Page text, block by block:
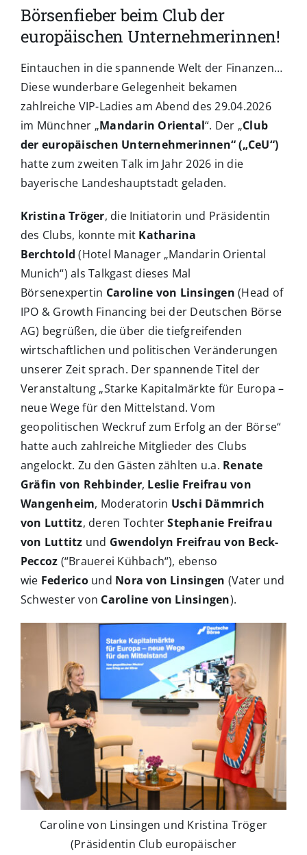
Börsenfieber beim Club der
europäischen Unternehmerinnen!
Eintauchen in die spannende Welt der Finanzen…
Diese wunderbare Gelegenheit bekamen
zahlreiche VIP-Ladies am Abend des 29.04.2026
im Münchner „Mandarin Oriental“. Der „Club
der europäischen Unternehmerinnen“ („CeU“)
hatte zum zweiten Talk im Jahr 2026 in die
bayerische Landeshauptstadt geladen.
Kristina Tröger, die Initiatorin und Präsidentin
des Clubs, konnte mit Katharina
Berchtold(Hotel Manager „Mandarin Oriental
Munich“) als Talkgast dieses Mal
Börsenexpertin Caroline von Linsingen (Head of
IPO & Growth Financing bei der Deutschen Börse
AG) begrüßen, die über die tiefgreifenden
wirtschaftlichen und politischen Veränderungen
unserer Zeit sprach. Der spannende Titel der
Veranstaltung „Starke Kapitalmärkte für Europa –
neue Wege für den Mittelstand. Vom
geopolitischen Weckruf zum Erfolg an der Börse“
hatte auch zahlreiche Mitglieder des Clubs
angelockt. Zu den Gästen zählten u.a. Renate
Gräfin von Rehbinder, Leslie Freifrau von
Wangenheim, Moderatorin Uschi Dämmrich
von Luttitz, deren TochterStephanie Freifrau
von Luttitz und Gwendolyn Freifrau von Beck-
Peccoz (“Brauerei Kühbach“), ebenso
wie Federico und Nora von Linsingen (Vater und
Schwester von Caroline von Linsingen).
Caroline von Linsingen und Kristina Tröger
(Präsidentin Club europäischer